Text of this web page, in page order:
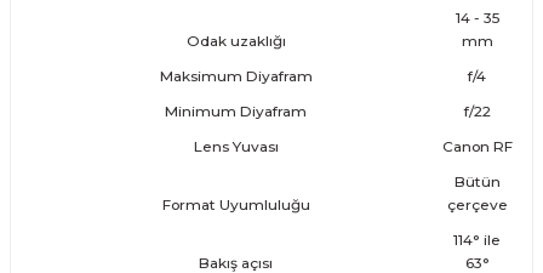
Odak uzaklığı
14 - 35
mm
Maksimum Diyafram
f/4
Minimum Diyafram
f/22
Lens Yuvası
Canon RF
Format Uyumluluğu
Bütün
çerçeve
Bakış açısı
114° ile
63°